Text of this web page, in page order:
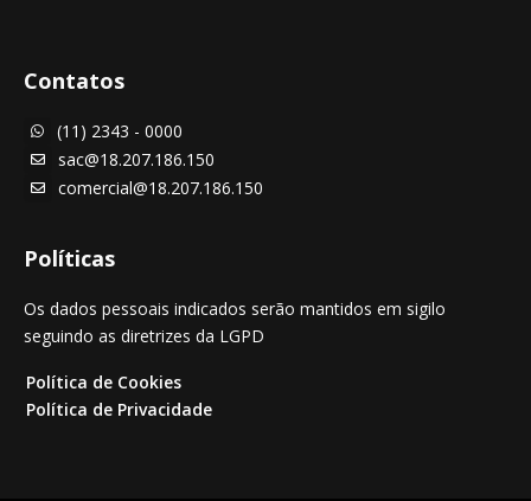
Contatos
 (11) 2343 - 0000
 sac@18.207.186.150
 comercial@18.207.186.150
Políticas
Os dados pessoais indicados serão mantidos em sigilo
seguindo as diretrizes da LGPD
Política de Cookies
Política de Privacidade